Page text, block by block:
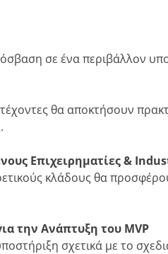
σε ένα περιβάλλον
θα αποκτήσουν
Επιχειρηματίες &
κλάδους θα
την Ανάπτυξη του MVP
σχετικά με το